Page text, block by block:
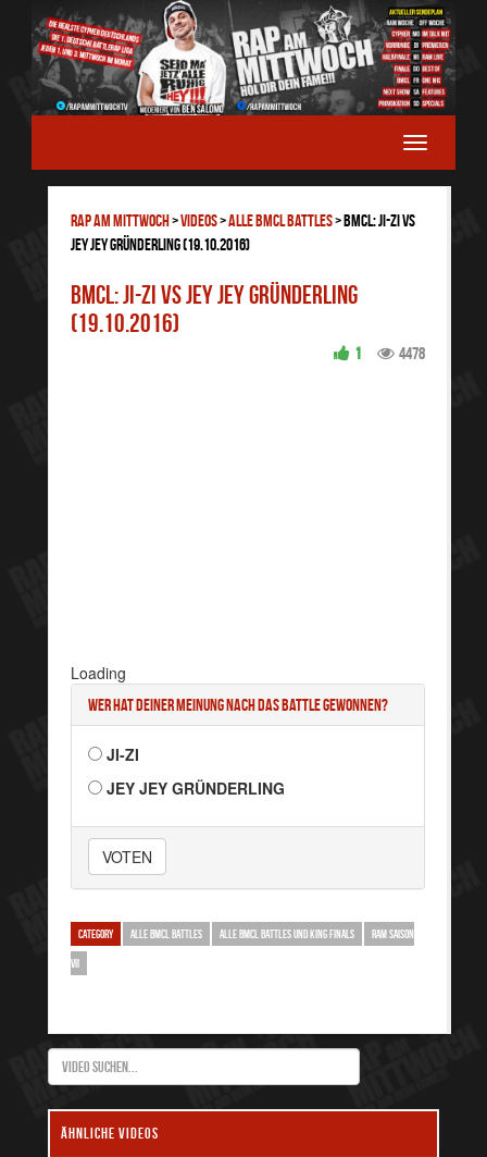
RAP AM MITTWOCH>Videos>ALLE BMCL BATTLES>BMCL: Ji-Zi vs
Jey Jey Gründerling (19.10.2016)
BMCL: Ji-Zi vs Jey Jey Gründerling
(19.10.2016)
4478
1
Loading
Wer hat deiner Meinung nach das Battle gewonnen?
JI-ZI
JEY JEY GRÜNDERLING
VOTEN
CATEGORY ALLE BMCL BATTLES ALLE BMCL BATTLES UND KING FINALS RAM SAISON
VII
ÄHNLICHE VIDEOS